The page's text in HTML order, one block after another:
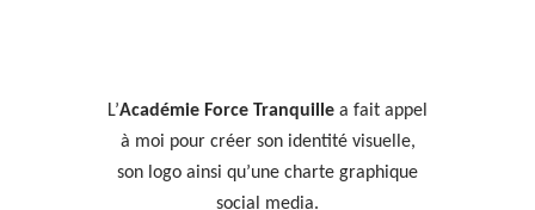
L’Académie Force Tranquille a fait appel
à moi pour créer son identité visuelle,
son logo ainsi qu’une charte graphique
social media.